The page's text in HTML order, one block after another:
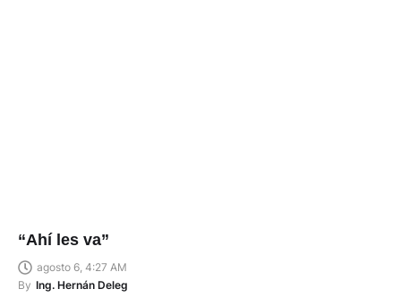
“Ahí les va”
agosto 6, 4:27 AM
By Ing. Hernán Deleg